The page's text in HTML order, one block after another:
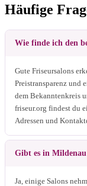
Häufige
Wie finde ich den
Gute Friseursalons
Preistransparenz und
dem Bekanntenkreis
friseur.org findest du
Adressen und
Gibt es in
Ja, einige Salons